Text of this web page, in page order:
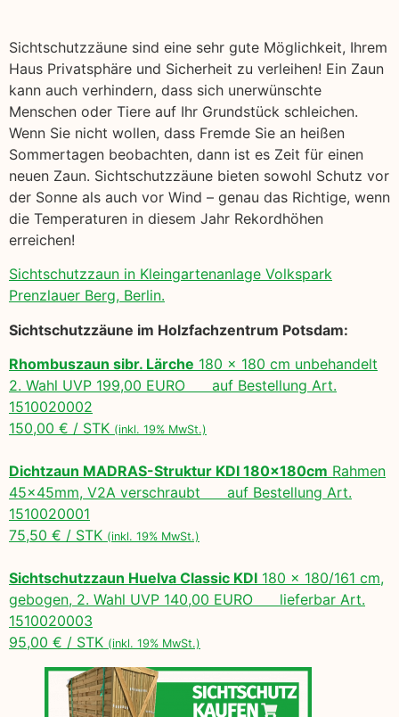
Sichtschutzzäune sind eine sehr gute Möglichkeit, Ihrem
Haus Privatsphäre und Sicherheit zu verleihen! Ein Zaun
kann auch verhindern, dass sich unerwünschte
Menschen oder Tiere auf Ihr Grundstück schleichen.
Wenn Sie nicht wollen, dass Fremde Sie an heißen
Sommertagen beobachten, dann ist es Zeit für einen
neuen Zaun. Sichtschutzzäune bieten sowohl Schutz vor
der Sonne als auch vor Wind – genau das Richtige, wenn
die Temperaturen in diesem Jahr Rekordhöhen
erreichen!
Sichtschutzzaun in Kleingartenanlage Volkspark
Prenzlauer Berg, Berlin.
Sichtschutzzäune im Holzfachzentrum Potsdam:
Rhombuszaun sibr. Lärche 180 x 180 cm unbehandelt
2. Wahl UVP 199,00 EURO auf Bestellung Art.
1510020002
150,00 € / STK (inkl. 19% MwSt.)
Dichtzaun MADRAS-Struktur KDI 180x180cm Rahmen
45x45mm, V2A verschraubt auf Bestellung Art.
1510020001
75,50 € / STK (inkl. 19% MwSt.)
Sichtschutzzaun Huelva Classic KDI 180 x 180/161 cm,
gebogen, 2. Wahl UVP 140,00 EURO lieferbar Art.
1510020003
95,00 € / STK (inkl. 19% MwSt.)